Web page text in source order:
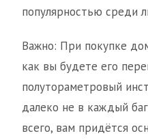
популярностью среди
Важно: При покупке
как вы будете его
полутораметровый
далеко не в каждый
всего, вам придётся